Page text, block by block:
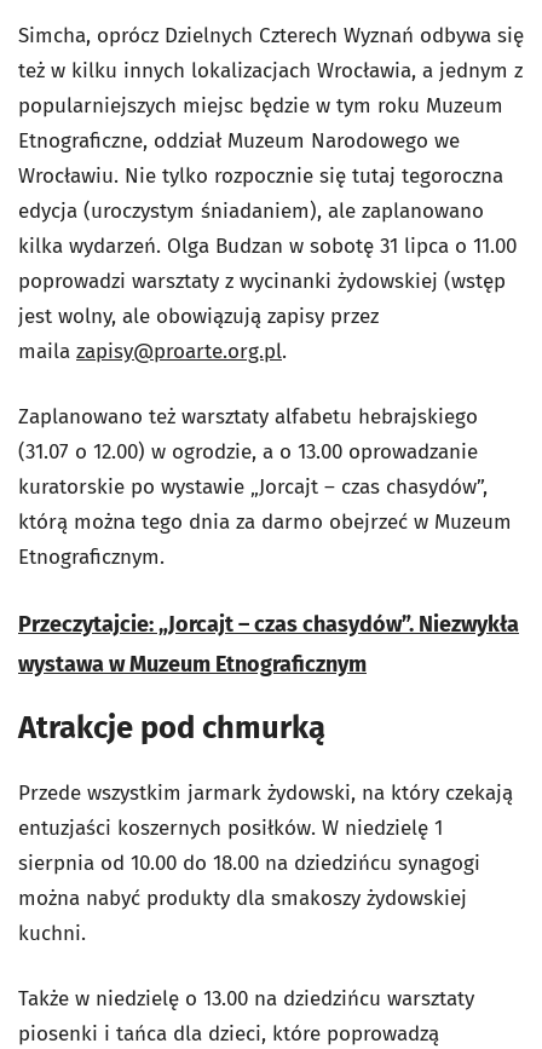
Simcha, oprócz Dzielnych Czterech Wyznań odbywa się
też w kilku innych lokalizacjach Wrocławia, a jednym z
popularniejszych miejsc będzie w tym roku Muzeum
Etnograficzne, oddział Muzeum Narodowego we
Wrocławiu. Nie tylko rozpocznie się tutaj tegoroczna
edycja (uroczystym śniadaniem), ale zaplanowano
kilka wydarzeń. Olga Budzan w sobotę 31 lipca o 11.00
poprowadzi warsztaty z wycinanki żydowskiej (wstęp
jest wolny, ale obowiązują zapisy przez
maila zapisy@proarte.org.pl.
Zaplanowano też warsztaty alfabetu hebrajskiego
(31.07 o 12.00) w ogrodzie, a o 13.00 oprowadzanie
kuratorskie po wystawie „Jorcajt – czas chasydów”,
którą można tego dnia za darmo obejrzeć w Muzeum
Etnograficznym.
Przeczytajcie: „Jorcajt – czas chasydów”. Niezwykła
wystawa w Muzeum Etnograficznym
Atrakcje pod chmurką
Przede wszystkim jarmark żydowski, na który czekają
entuzjaści koszernych posiłków. W niedzielę 1
sierpnia od 10.00 do 18.00 na dziedzińcu synagogi
można nabyć produkty dla smakoszy żydowskiej
kuchni.
Także w niedzielę o 13.00 na dziedzińcu warsztaty
piosenki i tańca dla dzieci, które poprowadzą